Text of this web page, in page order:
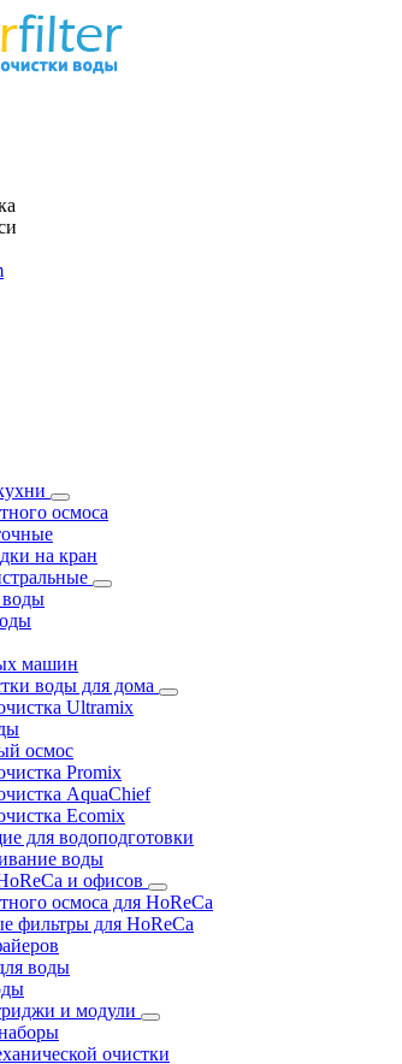
осмоса
на кран
воды
машин
воды для дома
Ultramix
осмос
Promix
AquaChief
Ecomix
для водоподготовки
воды
и офисов
осмоса для HoReCa
фильтры для HoReCa
воды
и модули
очистки